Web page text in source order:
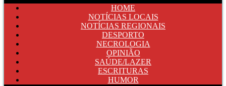
HOME
NOTÍCIAS LOCAIS
NOTÍCIAS REGIONAIS
DESPORTO
NECROLOGIA
OPINIÃO
SAÚDE/LAZER
ESCRITURAS
HUMOR